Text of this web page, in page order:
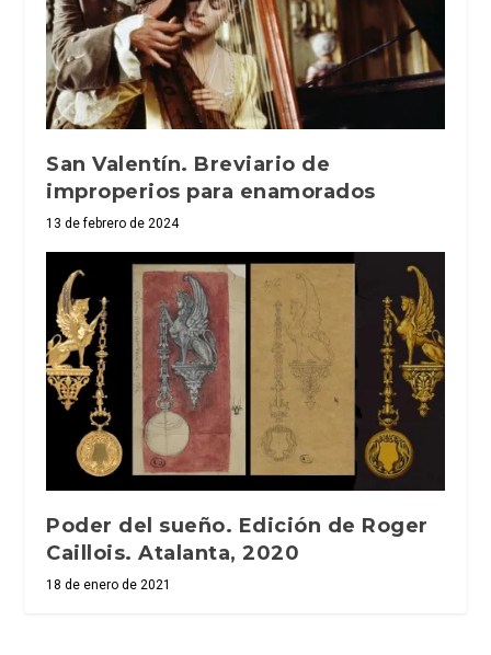
San Valentín. Breviario de
improperios para enamorados
13 de febrero de 2024
Poder del sueño. Edición de Roger
Caillois. Atalanta, 2020
18 de enero de 2021